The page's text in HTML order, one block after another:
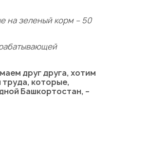
на зеленый корм – 50
друг друга, хотим
которые,
Башкортостан, –